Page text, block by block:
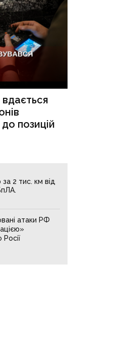
позицій
2 тис. км від
атаки РФ